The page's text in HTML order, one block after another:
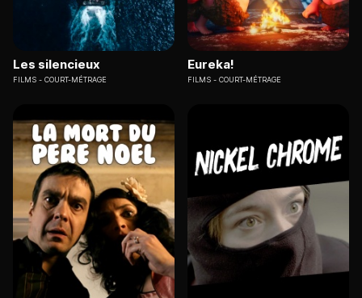
Les silencieux
FILMS COURT-MÉTRAGE
Eureka!
FILMS COURT-MÉTRAGE